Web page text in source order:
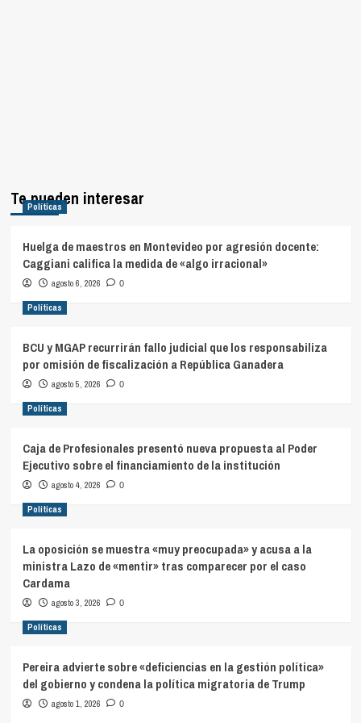
Te pueden interesar
Políticas
Huelga de maestros en Montevideo por agresión docente:
Caggiani califica la medida de «algo irracional»
agosto 6, 2026 0
Políticas
BCU y MGAP recurrirán fallo judicial que los responsabiliza
por omisión de fiscalización a República Ganadera
agosto 5, 2026 0
Políticas
Caja de Profesionales presentó nueva propuesta al Poder
Ejecutivo sobre el financiamiento de la institución
agosto 4, 2026 0
Políticas
La oposición se muestra «muy preocupada» y acusa a la
ministra Lazo de «mentir» tras comparecer por el caso
Cardama
agosto 3, 2026 0
Políticas
Pereira advierte sobre «deficiencias en la gestión política»
del gobierno y condena la política migratoria de Trump
agosto 1, 2026 0